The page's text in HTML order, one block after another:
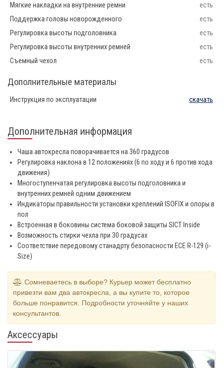
Мягкие накладки на внутренние ремни
есть
Поддержка головы новорожденного
есть
Регулировка высоты подголовника
есть
Регулировка высоты внутренних ремней
есть
Съемный чехол
есть
Дополнительные материалы
Инструкция по эксплуатации скачать
Дополнительная информация
Чаша автокресла поворачивается на 360 градусов
Регулировка наклона в 12 положениях (6 по ходу и 6 против хода
движения)
Многоступенчатая регулировка высоты подголовника и
внутренних ремней одним движением
Индикаторы правильности установки креплений ISOFIX и опоры в
пол
Встроенная в боковины система боковой защиты SICT Inside
Возможность стирки чехла при 30 градусах
Соответствие передовому станадрту безопасности ECE R-129 (i-
Size)
Сомневаетесь в выборе? Курьер может бесплатно
привезти вам два автокресла, а вы купите то, которое
больше понравится. Подробности уточняйте у наших
консультантов.
Аксессуары